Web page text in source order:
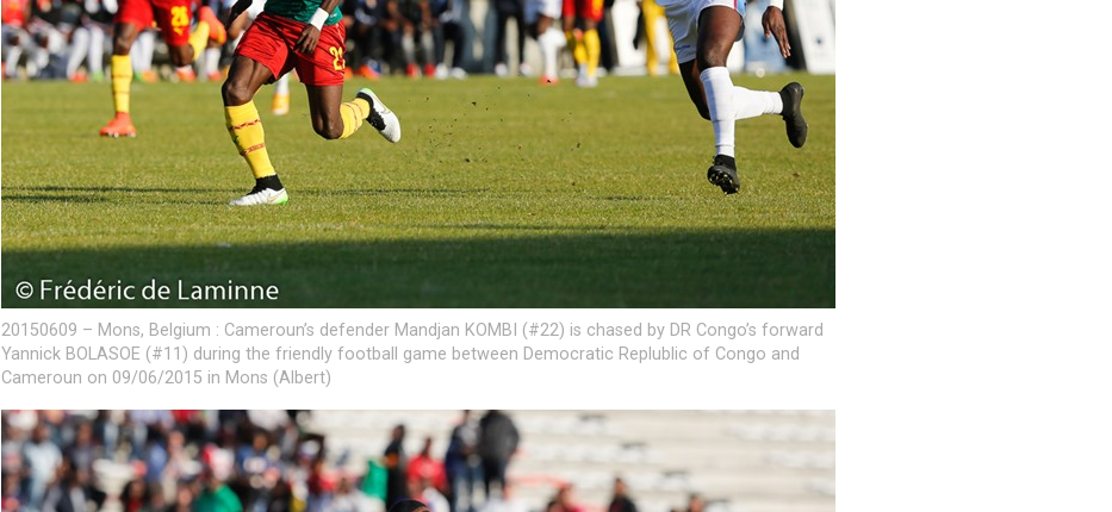
20150609 – Mons, Belgium : Cameroun’s defender Mandjan KOMBI (#22) is chased by DR Congo’s forward
Yannick BOLASOE (#11) during the friendly football game between Democratic Replublic of Congo and
Cameroun on 09/06/2015 in Mons (Albert)